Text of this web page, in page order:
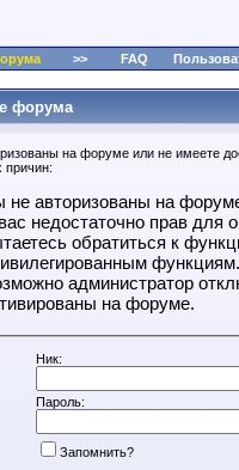
>> FAQ
форума
на форуме или не имеете
причин:
не авторизованы на
недостаточно прав для
обратиться к
функциям.
администратор
на форуме.
Ник:
Пароль:
Запомнить?